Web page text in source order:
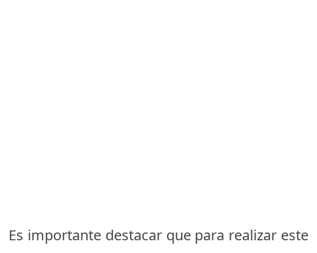
Es importante destacar que para realizar este